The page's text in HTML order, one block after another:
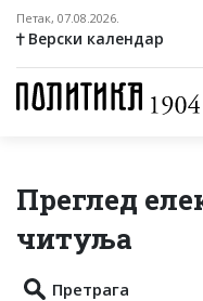
Петак, 07.08.2026.
Верски календар
Преглед
читуља
Претрага